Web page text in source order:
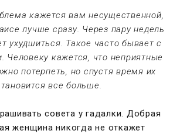
кажется вам несущественной,
лучше сразу. Через пару недель
ухудшиться. Такое часто бывает с
Человеку кажется, что неприятные
потерпеть, но спустя время их
все больше.
совета у гадалки. Добрая
женщина никогда не откажет